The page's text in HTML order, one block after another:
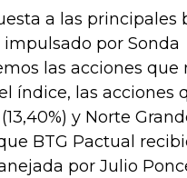
a las principales
impulsado por Sonda
las acciones que
índice, las acciones
y Norte
BTG Pactual
por Julio